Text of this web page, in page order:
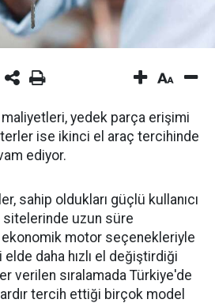
maliyetleri, yedek parça erişimi
ise ikinci el araç tercihinde
ediyor.
sahip oldukları güçlü kullanıcı
uzun süre
motor seçenekleriyle
elde daha hızlı el değiştirdiği
verilen sıralamada Türkiye'de
tercih ettiği birçok model